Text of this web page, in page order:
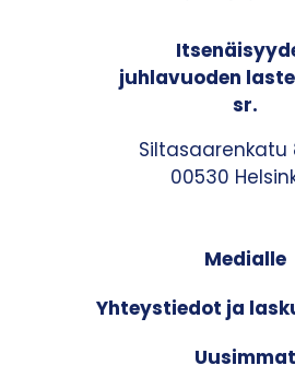
juhlavuoden
sr.
Siltasaarenkatu
00530
Medialle
Yhteystiedot ja
Uusimmat